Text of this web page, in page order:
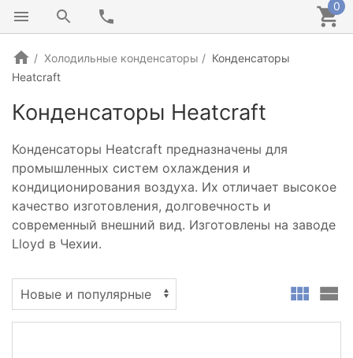
0
Холодильные конденсаторы
Конденсаторы
Heatcraft
Конденсаторы Heatcraft
Конденсаторы Heatcraft предназначены для
промышленных систем охлаждения и
кондиционирования воздуха. Их отличает высокое
качество изготовления, долговечность и
современный внешний вид. Изготовлены на заводе
Lloyd в Чехии.